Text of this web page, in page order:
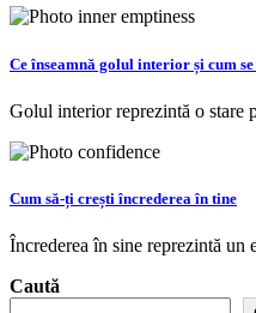
Ce înseamnă golul interior și cum
Golul interior reprezintă o stare
Cum să-ți crești încrederea în tine
Încrederea în sine reprezintă
Caută